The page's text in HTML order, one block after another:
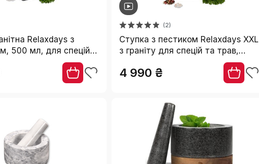
Relaxdays з
500 мл, для спецій
темно-сіра
(2)
Ступка з пестиком Relaxdays XXL
з граніту для спецій та трав,
чорна, Ø 20 см, 1 л, 5.6 кг
4 990 ₴